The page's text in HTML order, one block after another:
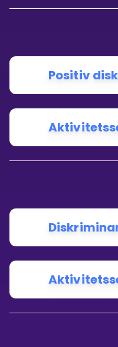
Positiv